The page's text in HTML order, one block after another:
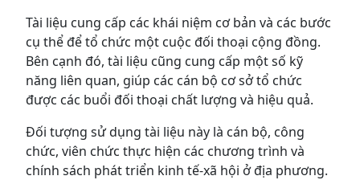
Tài liệu cung cấp các khái niệm cơ bản và các bước
cụ thể để tổ chức một cuộc đối thoại cộng đồng.
Bên cạnh đó, tài liệu cũng cung cấp một số kỹ
năng liên quan, giúp các cán bộ cơ sở tổ chức
được các buổi đối thoại chất lượng và hiệu quả.
Đối tượng sử dụng tài liệu này là cán bộ, công
chức, viên chức thực hiện các chương trình và
chính sách phát triển kinh tế-xã hội ở địa phương.